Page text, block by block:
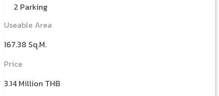
2 Parking
Useable Area
167.38 Sq.M.
Price
3.14 Million THB